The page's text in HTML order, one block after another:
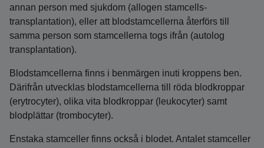
annan person med sjukdom (allogen stamcells­
transplantation), eller att blodstamcellerna återförs till
samma person som stamcellerna togs ifrån (autolog
transplantation).
Blodstamcellerna finns i benmärgen inuti kroppens ben.
Därifrån utvecklas blodstamcellerna till röda blodkroppar
(erytrocyter), olika vita blodkroppar (leukocyter) samt
blodplättar (trombocyter).
Enstaka stamceller finns också i blodet. Antalet stamceller